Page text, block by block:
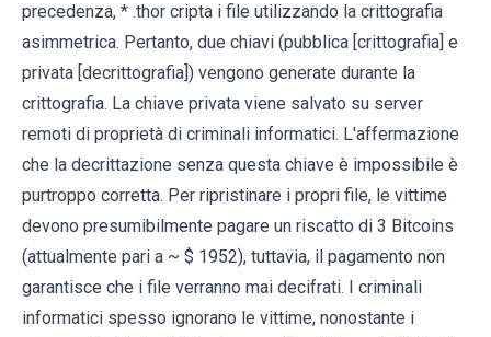
precedenza, * .thor cripta i file utilizzando la crittografia
asimmetrica. Pertanto, due chiavi (pubblica [crittografia] e
privata [decrittografia]) vengono generate durante la
crittografia. La chiave privata viene salvato su server
remoti di proprietà di criminali informatici. L'affermazione
che la decrittazione senza questa chiave è impossibile è
purtroppo corretta. Per ripristinare i propri file, le vittime
devono presumibilmente pagare un riscatto di 3 Bitcoins
(attualmente pari a ~ $ 1952), tuttavia, il pagamento non
garantisce che i file verranno mai decifrati. I criminali
informatici spesso ignorano le vittime, nonostante i